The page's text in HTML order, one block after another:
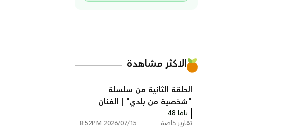
الاكثر مشاهدة
الحلقة الثانية من سلسلة
"شخصية من بلدي" | الفنان
التشكيلي إسماعيل شموط
يافا 48
تقارير خاصة 2026/07/15 8:52PM